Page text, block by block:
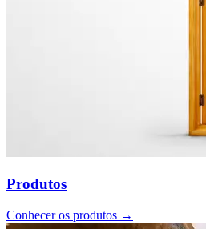
Produtos
Conhecer os produtos →